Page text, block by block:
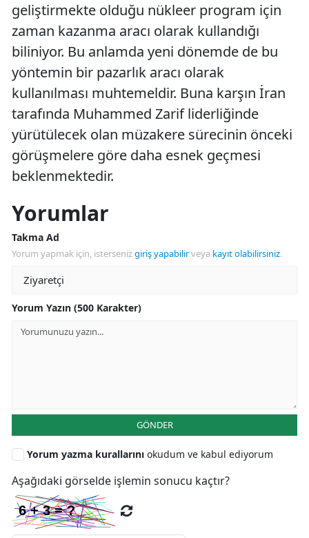
geliştirmekte olduğu nükleer program için
zaman kazanma aracı olarak kullandığı
biliniyor. Bu anlamda yeni dönemde de bu
yöntemin bir pazarlık aracı olarak
kullanılması muhtemeldir. Buna karşın İran
tarafında Muhammed Zarif liderliğinde
yürütülecek olan müzakere sürecinin önceki
görüşmelere göre daha esnek geçmesi
beklenmektedir.
Yorumlar
Takma Ad
Yorum yapmak için, istersenizgiriş yapabilirveya kayıt olabilirsiniz.
Yorum Yazın (500 Karakter)
GÖNDER
Yorum yazma kurallarını okudum ve kabul ediyorum
Aşağıdaki görselde işlemin sonucu kaçtır?